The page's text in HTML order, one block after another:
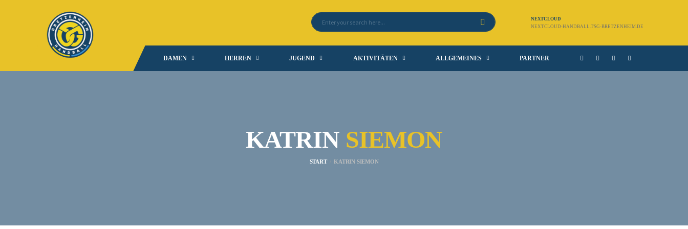
NEXTCLOUD
NEXTCLOUD-HANDBALL.TSG-BRETZENHEIM.DE
DAMEN HERREN JUGEND AKTIVITÄTEN ALLGEMEINES PARTNER
KATRIN SIEMON
START KATRIN SIEMON